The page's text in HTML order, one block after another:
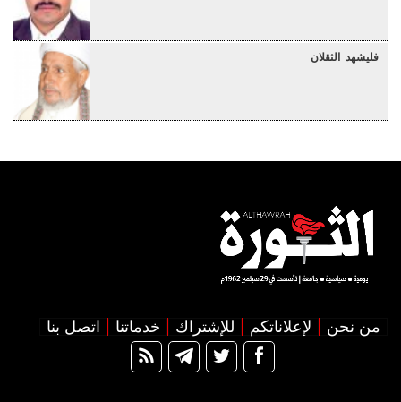
فليشهد الثقلان
من نحن لإعلاناتكم للإشتراك خدماتنا اتصل بنا